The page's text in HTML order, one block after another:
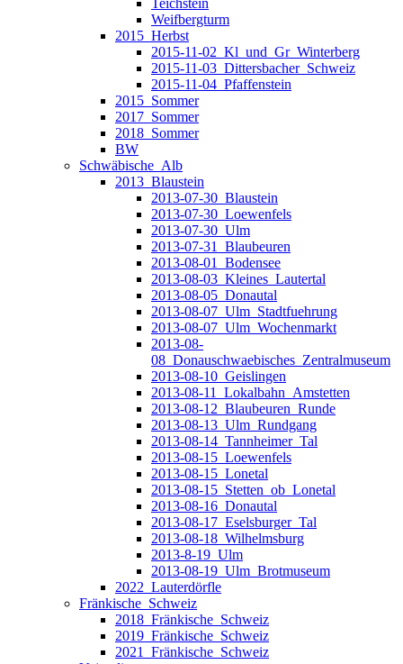
Teichstein
Weifbergturm
2015_Herbst
2015-11-02_Kl_und_Gr_Winterberg
2015-11-03_Dittersbacher_Schweiz
2015-11-04_Pfaffenstein
2015_Sommer
2017_Sommer
2018_Sommer
BW
Schwäbische_Alb
2013_Blaustein
2013-07-30_Blaustein
2013-07-30_Loewenfels
2013-07-30_Ulm
2013-07-31_Blaubeuren
2013-08-01_Bodensee
2013-08-03_Kleines_Lautertal
2013-08-05_Donautal
2013-08-07_Ulm_Stadtfuehrung
2013-08-07_Ulm_Wochenmarkt
2013-08-
08_Donauschwaebisches_Zentralmuseum
2013-08-10_Geislingen
2013-08-11_Lokalbahn_Amstetten
2013-08-12_Blaubeuren_Runde
2013-08-13_Ulm_Rundgang
2013-08-14_Tannheimer_Tal
2013-08-15_Loewenfels
2013-08-15_Lonetal
2013-08-15_Stetten_ob_Lonetal
2013-08-16_Donautal
2013-08-17_Eselsburger_Tal
2013-08-18_Wilhelmsburg
2013-8-19_Ulm
2013-08-19_Ulm_Brotmuseum
2022_Lauterdörfle
Fränkische_Schweiz
2018_Fränkische_Schweiz
2019_Fränkische_Schweiz
2021_Fränkische_Schweiz